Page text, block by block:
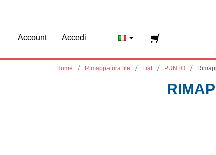
Account Accedi
Home Rimappatura file Fiat PUNTO